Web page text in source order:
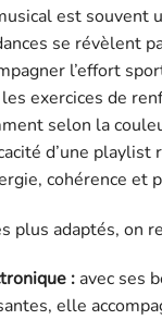
est souvent
se révèlent
l’effort
exercices de
selon la
d’une playlist
cohérence et
plus adaptés, on
:avec ses
elle